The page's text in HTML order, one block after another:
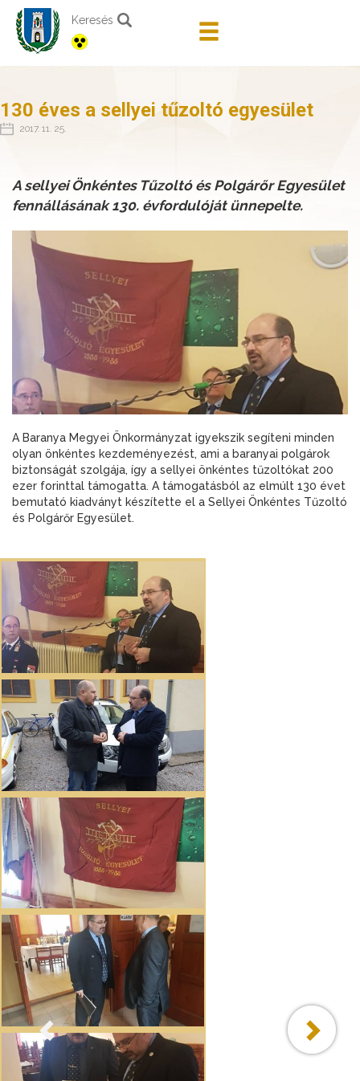
Keresés
130 éves a sellyei tűzoltó egyesület
2017. 11. 25.
A sellyei Önkéntes Tűzoltó és Polgárőr Egyesület
fennállásának 130. évfordulóját ünnepelte.
A Baranya Megyei Önkormányzat igyekszik segíteni minden
olyan önkéntes kezdeményezést, ami a baranyai polgárok
biztonságát szolgája, így a sellyei önkéntes tűzoltókat 200
ezer forinttal támogatta. A támogatásból az elmúlt 130 évet
bemutató kiadványt készítette el a Sellyei Önkéntes Tűzoltó
és Polgárőr Egyesület.